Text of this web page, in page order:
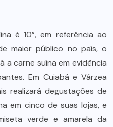
é 10”, em referência ao
maior público no país, o
a carne suína em evidência
Em Cuiabá e Várzea
realizará degustações de
em cinco de suas lojas, e
verde e amarela da